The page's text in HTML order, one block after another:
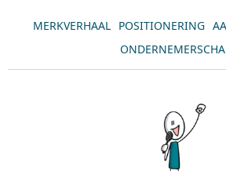
MERKVERHAAL POSITIONERING